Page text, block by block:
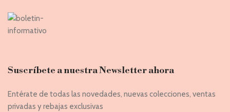
Suscríbete a nuestra Newsletter ahora
Entérate de todas las novedades, nuevas colecciones, ventas
privadas y rebajas exclusivas